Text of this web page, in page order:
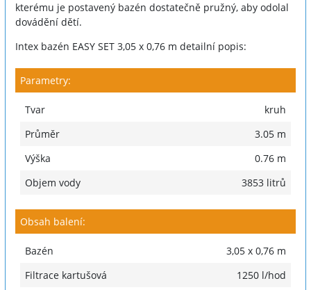
kterému je postavený bazén dostatečně pružný, aby odolal
dovádění dětí.
Intex bazén EASY SET 3,05 x 0,76 m detailní popis:
Parametry:
Tvar
kruh
Průměr
3.05 m
Výška
0.76 m
Objem vody
3853 litrů
Obsah balení:
Bazén
3,05 x 0,76 m
Filtrace kartušová
1250 l/hod